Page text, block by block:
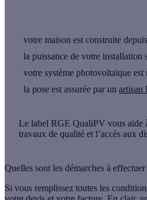
votre maison est construite
la puissance de votre installation
votre système photovoltaïque est
la pose est assurée par un artisan
Le label RGE QualiPV vous aide
travaux de qualité et l’accès aux
Quelles sont les démarches à
Si vous remplissez toutes les